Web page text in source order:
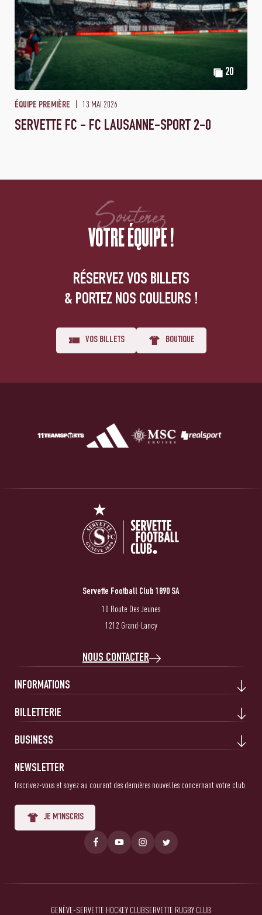
20
ÉQUIPE PREMIÈRE 13 MAI 2026
SERVETTE FC - FC LAUSANNE-SPORT 2-0
Soutenez
VOTRE ÉQUIPE !
RÉSERVEZ VOS BILLETS
& PORTEZ NOS COULEURS !
VOS BILLETS BOUTIQUE
Servette Football Club 1890 SA
10 Route Des Jeunes
1212 Grand-Lancy
NOUS CONTACTER
INFORMATIONS
BILLETTERIE
BUSINESS
NEWSLETTER
Inscrivez-vous et soyez au courant des dernières nouvelles concernant votre club.
JE M'INSCRIS
GENÈVE-SERVETTE HOCKEY CLUBSERVETTE RUGBY CLUB